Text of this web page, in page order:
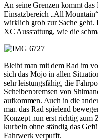
An seine Grenzen kommt das
Einsatzbereich „All
wirklich grob zur Sache geht.
XC Ausstattung, wie die
Bleibt man mit dem Rad im
sich das Mojo in allen
sehr leistungsfähig, die
Scheibenbremsen von
aufkommen. Auch in die
man das Rad spielend
Konzept nun erst richtig zum
kurbeln ohne ständig das
Fahrwerk verpufft.